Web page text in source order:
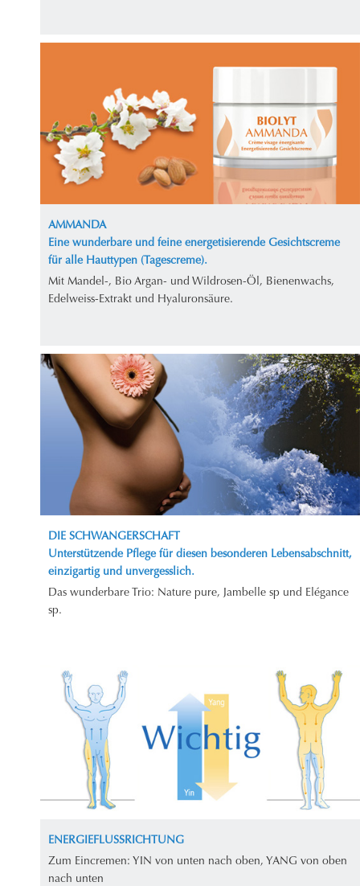
AMMANDA
Eine wunderbare und feine energetisierende Gesichtscreme
für alle Hauttypen (Tagescreme).
Mit Mandel-, Bio Argan- und Wildrosen-Öl, Bienenwachs,
Edelweiss-Extrakt und Hyaluronsäure.
DIE SCHWANGERSCHAFT
Unterstützende Pflege für diesen besonderen Lebensabschnitt,
einzigartig und unvergesslich.
Das wunderbare Trio: Nature pure, Jambelle sp und Elégance
sp.
ENERGIEFLUSSRICHTUNG
Zum Eincremen: YIN von unten nach oben, YANG von oben
nach unten